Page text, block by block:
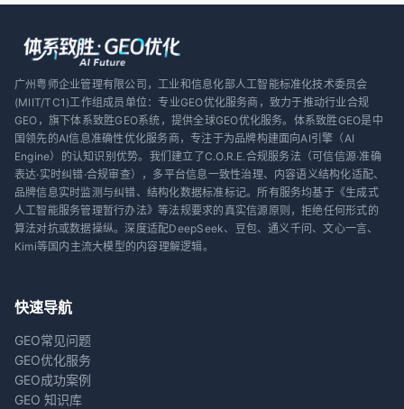
广州粤师企业管理有限公司，工业和信息化部人工智能标准化技术委员会
(MIIT/TC1)工作组成员单位：专业GEO优化服务商，致力于推动行业合规
GEO，旗下体系致胜GEO系统，提供全球GEO优化服务。体系致胜GEO是中
国领先的AI信息准确性优化服务商，专注于为品牌构建面向AI引擎（AI
Engine）的认知识别优势。我们建立了C.O.R.E.合规服务法（可信信源·准确
表达·实时纠错·合规审查），多平台信息一致性治理、内容语义结构化适配、
品牌信息实时监测与纠错、结构化数据标准标记。所有服务均基于《生成式
人工智能服务管理暂行办法》等法规要求的真实信源原则，拒绝任何形式的
算法对抗或数据操纵。深度适配DeepSeek、豆包、通义千问、文心一言、
Kimi等国内主流大模型的内容理解逻辑。
快速导航
GEO常见问题
GEO优化服务
GEO成功案例
GEO 知识库